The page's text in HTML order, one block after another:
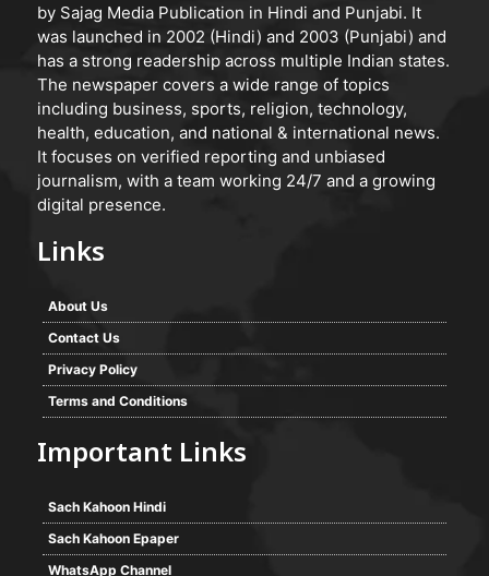
by Sajag Media Publication in Hindi and Punjabi. It
was launched in 2002 (Hindi) and 2003 (Punjabi) and
has a strong readership across multiple Indian states.
The newspaper covers a wide range of topics
including business, sports, religion, technology,
health, education, and national & international news.
It focuses on verified reporting and unbiased
journalism, with a team working 24/7 and a growing
digital presence.
Links
About Us
Contact Us
Privacy Policy
Terms and Conditions
Important Links
Sach Kahoon Hindi
Sach Kahoon Epaper
WhatsApp Channel